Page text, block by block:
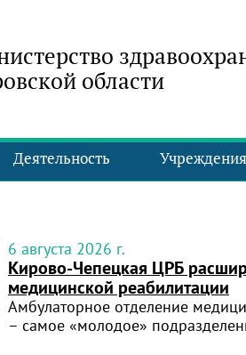
области
Деятельность Учреждения
6 августа 2026 г.
Кирово‑Чепецкая ЦРБ
медицинской реабилитации
Амбулаторное отделение
– самое «молодое»